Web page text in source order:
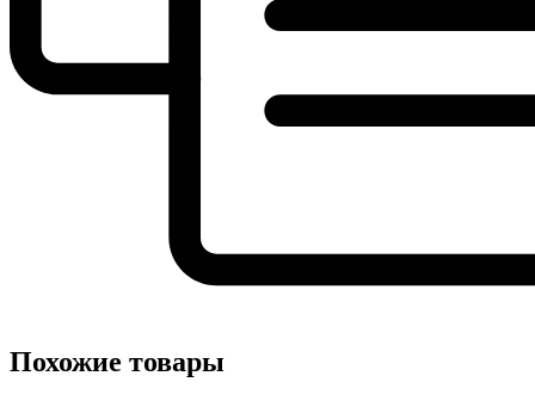
Похожие товары